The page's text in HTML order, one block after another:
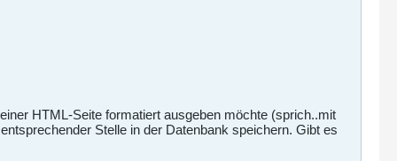
HTML-Seite formatiert ausgeben möchte (sprich..mit
Stelle in der Datenbank speichern. Gibt es